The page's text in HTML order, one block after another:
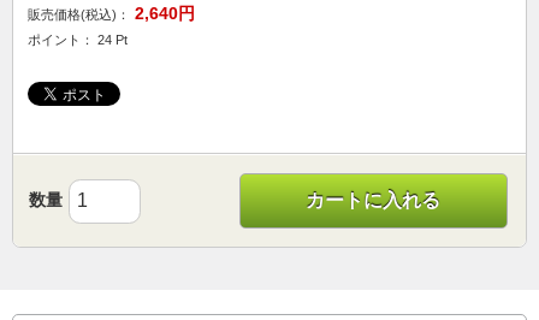
販売価格(税込)：
2,640円
ポイント： 24 Pt
数量 カートに入れる